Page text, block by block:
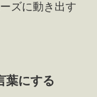
ズに動き出す
葉にする